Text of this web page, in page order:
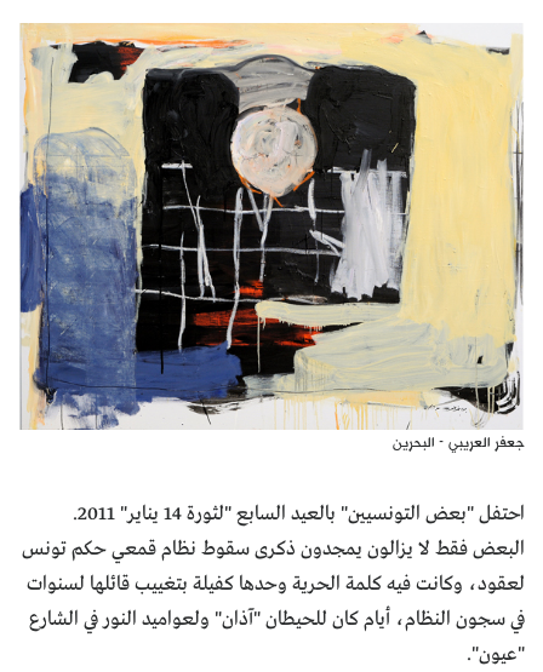
جعفر العريبي - البحرين
احتفل "بعض التونسيين" بالعيد السابع "لثورة 14 يناير" 2011.
البعض فقط لا يزالون يمجدون ذكرى سقوط نظام قمعي حكم تونس
لعقود، وكانت فيه كلمة الحرية وحدها كفيلة بتغييب قائلها لسنوات
في سجون النظام، أيام كان للحيطان "آذان" ولعواميد النور في الشارع
"عيون".